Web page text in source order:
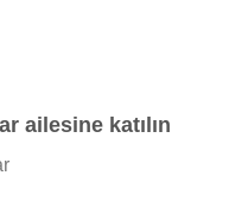
ailesine katılın